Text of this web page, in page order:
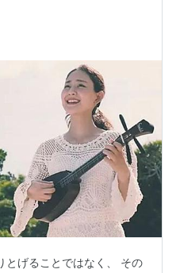
って、いつもなら粘り倒
スッと眠ってしまった。
とげることではなく、 その